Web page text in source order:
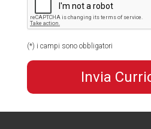
(*) i campi sono obbligatori